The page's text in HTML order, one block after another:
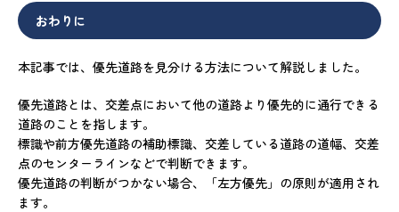
おわりに
本記事では、優先道路を見分ける方法について解説しました。
優先道路とは、交差点において他の道路より優先的に通行できる
道路のことを指します。
標識や前方優先道路の補助標識、交差している道路の道幅、交差
点のセンターラインなどで判断できます。
優先道路の判断がつかない場合、「左方優先」の原則が適用され
ます。